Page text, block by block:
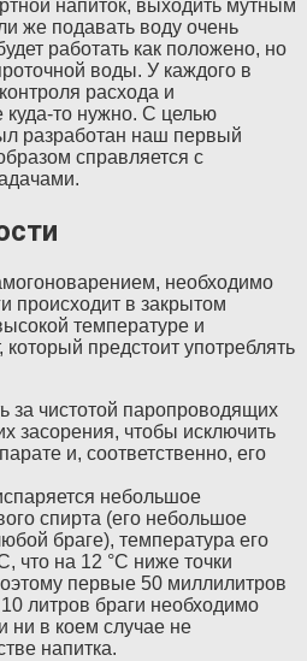
напиток, выходить мутным
же подавать воду очень
работать как положено, но
воды. У каждого в
расхода и
куда-то нужно. С целью
разработан наш первый
справляется с
необходимо
происходит в закрытом
температуре и
который предстоит употреблять
за чистотой паропроводящих
засорения, чтобы исключить
и, соответственно, его
небольшое
спирта (его небольшое
браге), температура его
что на 12 °С ниже точки
первые 50 миллилитров
литров браги необходимо
ни в коем случае не
напитка.